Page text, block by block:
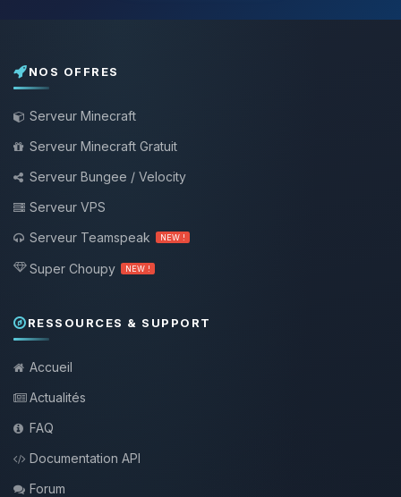
NOS OFFRES
Serveur Minecraft
Serveur Minecraft Gratuit
Serveur Bungee / Velocity
Serveur VPS
Serveur Teamspeak
NEW !
Super Choupy NEW !
RESSOURCES & SUPPORT
Accueil
Actualités
FAQ
Documentation API
Forum